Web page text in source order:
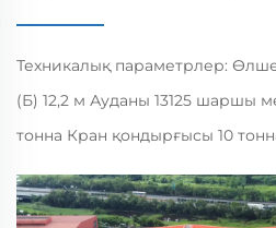
Техникалық параметрлер:
(Б) 12,2 м Ауданы 13125 шаршы
тонна Кран қондырғысы 10
тұрақтылығы 110 км/сағ
Жер сілкінісіне тұрақтылығы